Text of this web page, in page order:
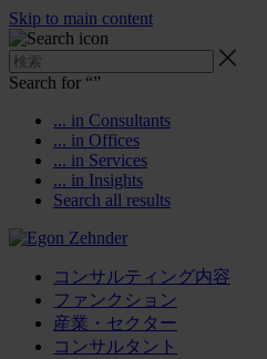
Skip to main content
Search for “”
... in Consultants
... in Offices
... in Services
... in Insights
Search all results
コンサルティング内容
ファンクション
産業・セクター
コンサルタント